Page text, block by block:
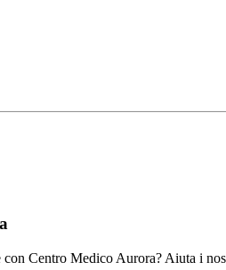
con Centro Medico Aurora? Aiuta i